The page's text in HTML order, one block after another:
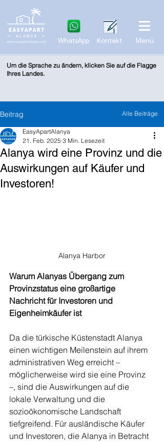
WhatsApp Kontakt Menü
Um die Sprache zu ändern, klicken Sie auf die Flagge
Ihres Landes.
Beitrag
Alanya wird eine Provinz und die
Auswirkungen auf Käufer und
Investoren!
EasyApartAlanya
21. Feb. 2025 3 Min. Lesezeit
Alanya Harbor
Warum Alanyas Übergang zum
Provinzstatus eine großartige
Nachricht für Investoren und
Eigenheimkäufer ist
Da die türkische Küstenstadt Alanya
einen wichtigen Meilenstein auf ihrem
administrativen Weg erreicht –
möglicherweise wird sie eine Provinz
–, sind die Auswirkungen auf die
lokale Verwaltung und die
sozioökonomische Landschaft
tiefgreifend. Für ausländische Käufer
und Investoren, die Alanya in Betracht
Alle Beiträge